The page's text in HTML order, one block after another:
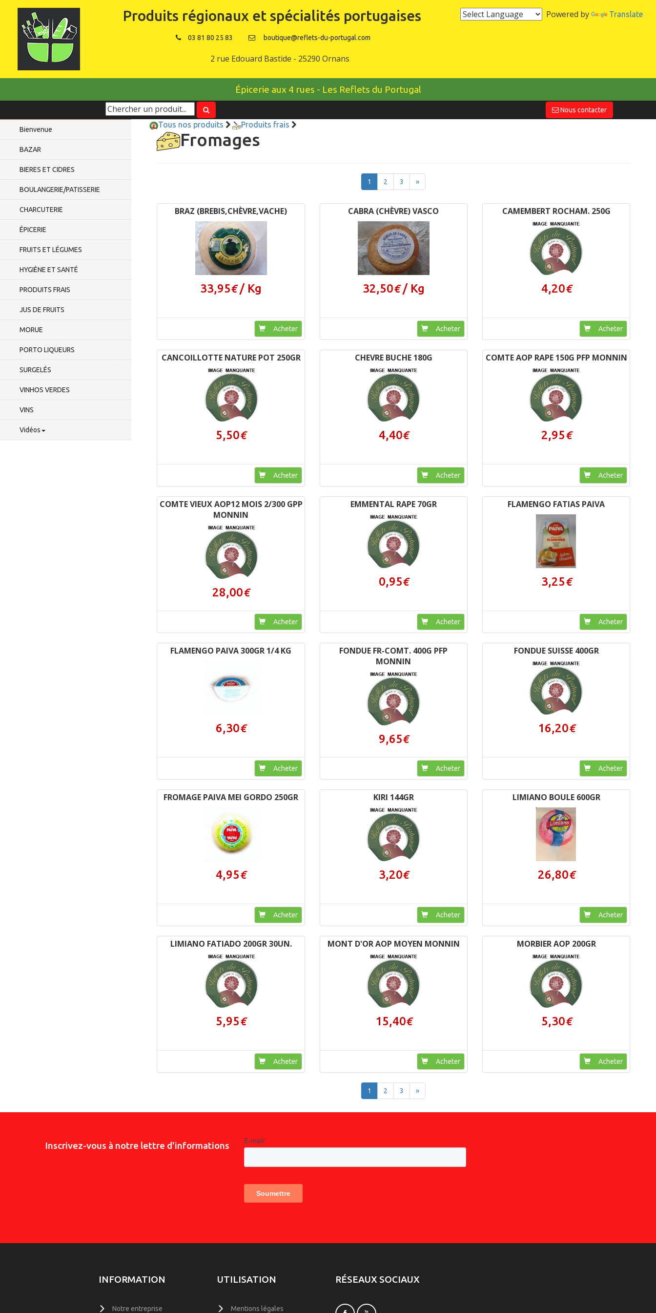
Produits régionaux et spécialités portugaises
03 81 80 25 83 boutique@reflets-du-portugal.com
2 rue Edouard Bastide - 25290 Ornans
Powered by Translate
Épicerie aux 4 rues - Les Reflets du Portugal
Nous contacter
Bienvenue
BAZAR
BIERES ET CIDRES
BOULANGERIE/PATISSERIE
CHARCUTERIE
ÉPICERIE
FRUITS ET LÉGUMES
HYGIÈNE ET SANTÉ
PRODUITS FRAIS
JUS DE FRUITS
MORUE
PORTO LIQUEURS
SURGELÉS
VINHOS VERDES
VINS
Vidéos
Tous nos produits Produits frais
Fromages
1 2 3 »
BRAZ (BREBIS,CHÈVRE,VACHE)
33,95€/ Kg
Acheter
CABRA (CHÈVRE) VASCO
32,50€/ Kg
Acheter
CAMEMBERT ROCHAM. 250G
4,20€
Acheter
CANCOILLOTTE NATURE POT 250GR
5,50€
Acheter
CHEVRE BUCHE 180G
4,40€
Acheter
COMTE AOP RAPE 150G PFP MONNIN
2,95€
Acheter
COMTE VIEUX AOP12 MOIS 2/300 GPP
MONNIN
28,00€
Acheter
EMMENTAL RAPE 70GR
0,95€
Acheter
FLAMENGO FATIAS PAIVA
3,25€
Acheter
FLAMENGO PAIVA 300GR 1/4 KG
6,30€
Acheter
FONDUE FR-COMT. 400G PFP
MONNIN
9,65€
Acheter
FONDUE SUISSE 400GR
16,20€
Acheter
FROMAGE PAIVA MEI GORDO 250GR
4,95€
Acheter
KIRI 144GR
3,20€
Acheter
LIMIANO BOULE 600GR
26,80€
Acheter
LIMIANO FATIADO 200GR 30UN.
5,95€
Acheter
MONT D'OR AOP MOYEN MONNIN
15,40€
Acheter
MORBIER AOP 200GR
5,30€
Acheter
1 2 3 »
Inscrivez-vous à notre lettre d'informations
INFORMATION
Notre entreprise
UTILISATION
Mentions légales
RÉSEAUX SOCIAUX